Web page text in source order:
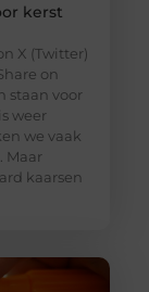
kerst
X (Twitter)
on
staan voor
weer
we vaak
Maar
kaarsen